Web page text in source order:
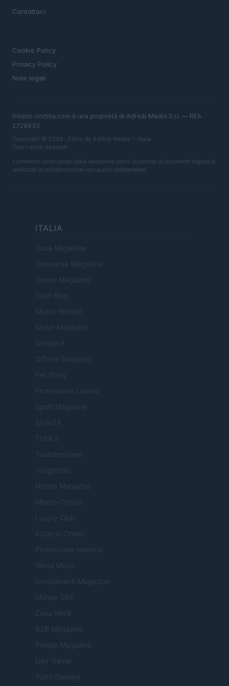
Contattaci
Cookie Policy
Privacy Policy
Note legali
milano-cortina.com è una proprietà di AdHub Media S.r.l. — REA
2729933
Copyright © 2026 · Edito da AdHub Media — Italia
Tutti i diritti riservati
I contenuti sono curati dalla redazione con il supporto di strumenti digitali e
realizzati in collaborazione con autori indipendenti.
ITALIA
Casa Magazine
Cineverse Magazine
Donne Magazine
Food Blog
Milano Notizie
Motor Magazine
Notizie.it
Offerte Shopping
Pet Story
Professione Lavoro
Sport Magazine
Style24
Think.it
Tuobenessere
Viaggiamo
Nonne Magazine
Milano Cortina
Luxury Club
Il Calcio Online
Professione mamma
World Music
Investimenti Magazine
Money 365
Zona Nerd
B2B Magazine
People Magazine
Day Travel
Tutto Gaming